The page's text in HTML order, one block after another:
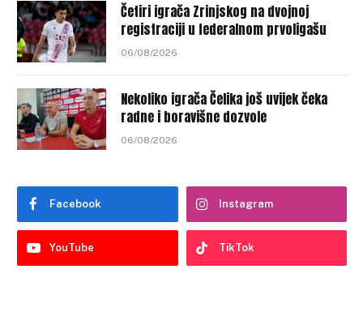
Četiri igrača Zrinjskog na dvojnoj
registraciji u federalnom prvoligašu
06/08/2026
Nekoliko igrača Čelika još uvijek čeka
radne i boravišne dozvole
06/08/2026
Facebook Instagram
YouTube TikTok